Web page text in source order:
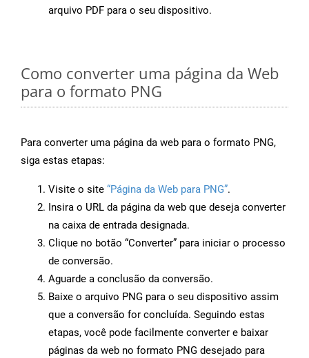
arquivo PDF para o seu dispositivo.
Como converter uma página da Web
para o formato PNG
Para converter uma página da web para o formato PNG,
siga estas etapas:
Visite o site “Página da Web para PNG”.
Insira o URL da página da web que deseja converter
na caixa de entrada designada.
Clique no botão “Converter” para iniciar o processo
de conversão.
Aguarde a conclusão da conversão.
Baixe o arquivo PNG para o seu dispositivo assim
que a conversão for concluída. Seguindo estas
etapas, você pode facilmente converter e baixar
páginas da web no formato PNG desejado para